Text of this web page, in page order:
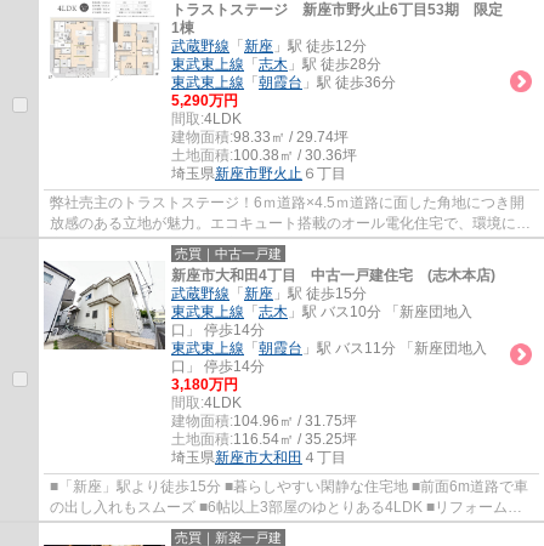
トラストステージ 新座市野火止6丁目53期 限定
1棟
武蔵野線 「 新座 」駅 徒歩12分
東武東上線 「 志木 」駅 徒歩28分
東武東上線 「 朝霞台 」駅 徒歩36分
5,290万円
間取:4LDK
建物面積:98.33㎡ / 29.74坪
土地面積:100.38㎡ / 30.36坪
埼玉県新座市野火止 ６丁目
弊社売主のトラストステージ！6ｍ道路×4.5ｍ道路に面した角地につき開
放感のある立地が魅力。エコキュート搭載のオール電化住宅で、環境にも
家計にもやさしい暮らしを実現。安心して長...
売買｜中古一戸建
新座市大和田4丁目 中古一戸建住宅 (志木本店)
武蔵野線 「 新座 」駅 徒歩15分
東武東上線 「 志木 」駅 バス10分 「新座団地入
口」 停歩14分
東武東上線 「 朝霞台 」駅 バス11分 「新座団地入
口」 停歩14分
3,180万円
間取:4LDK
建物面積:104.96㎡ / 31.75坪
土地面積:116.54㎡ / 35.25坪
埼玉県新座市大和田 ４丁目
■「新座」駅より徒歩15分 ■暮らしやすい閑静な住宅地 ■前面6m道路で車
の出し入れもスムーズ ■6帖以上3部屋のゆとりある4LDK ■リフォーム完
了済のためすぐに新生活が始められます
売買｜新築一戸建